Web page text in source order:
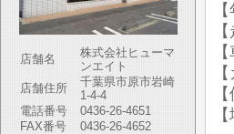
店舗名
株式会社ヒューマ
ンエイト
店舗住所
千葉県市原市岩崎
1-4-4
電話番号
0436-26-4651
FAX番号
0436-26-4652